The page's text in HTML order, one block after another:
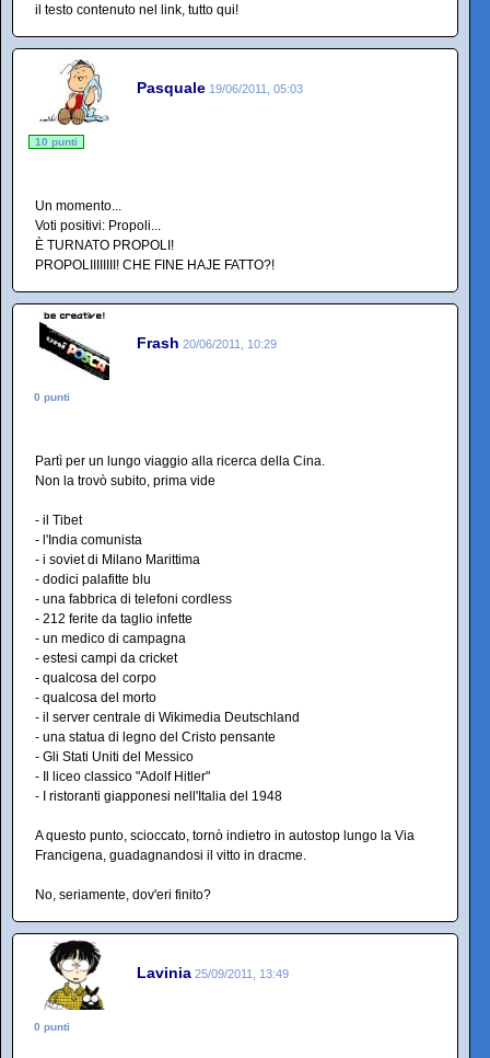
il testo contenuto nel link, tutto qui!
Pasquale 19/06/2011, 05:03
10 punti
Un momento...
Voti positivi: Propoli...
È TURNATO PROPOLI!
PROPOLIIIIIIII! CHE FINE HAJE FATTO?!
Frash 20/06/2011, 10:29
0 punti
Partì per un lungo viaggio alla ricerca della Cina.
Non la trovò subito, prima vide
- il Tibet
- l'India comunista
- i soviet di Milano Marittima
- dodici palafitte blu
- una fabbrica di telefoni cordless
- 212 ferite da taglio infette
- un medico di campagna
- estesi campi da cricket
- qualcosa del corpo
- qualcosa del morto
- il server centrale di Wikimedia Deutschland
- una statua di legno del Cristo pensante
- Gli Stati Uniti del Messico
- Il liceo classico "Adolf Hitler"
- I ristoranti giapponesi nell'Italia del 1948
A questo punto, scioccato, tornò indietro in autostop lungo la Via
Francigena, guadagnandosi il vitto in dracme.
No, seriamente, dov'eri finito?
Lavinia 25/09/2011, 13:49
0 punti